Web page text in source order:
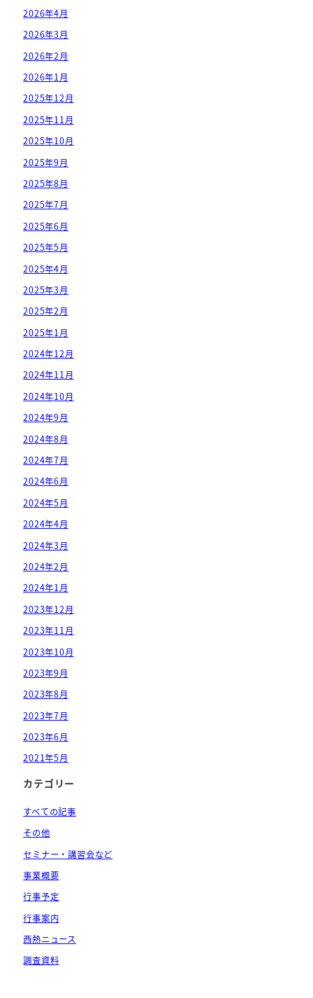
2026年4月
2026年3月
2026年2月
2026年1月
2025年12月
2025年11月
2025年10月
2025年9月
2025年8月
2025年7月
2025年6月
2025年5月
2025年4月
2025年3月
2025年2月
2025年1月
2024年12月
2024年11月
2024年10月
2024年9月
2024年8月
2024年7月
2024年6月
2024年5月
2024年4月
2024年3月
2024年2月
2024年1月
2023年12月
2023年11月
2023年10月
2023年9月
2023年8月
2023年7月
2023年6月
2021年5月
カテゴリー
すべての記事
その他
セミナー・講習会など
事業概要
行事予定
行事案内
西熱ニュース
調査資料